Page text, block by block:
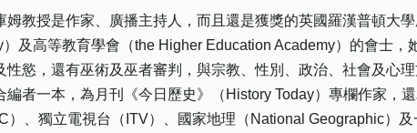
姆教授是作家、廣播主持人，而且還是獲獎的英國羅漢普頓大
及高等教育學會（the Higher Education Academy）的會士
性慾，還有巫術及巫者審判，與宗教、性別、政治、社會及心
編者一本，為月刊《今日歷史》（History Today）專欄作家，
）、獨立電視台（ITV）、國家地理（National Geographic）